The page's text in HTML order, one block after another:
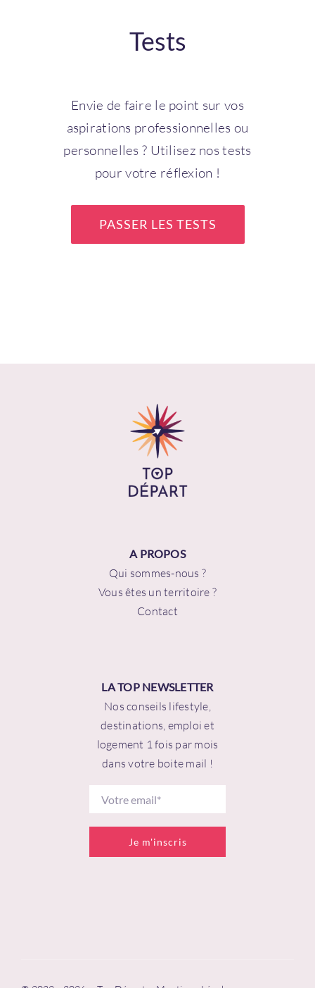
Tests
Envie de faire le point sur vos
aspirations professionnelles ou
personnelles ? Utilisez nos tests
pour votre réflexion !
PASSER LES TESTS
A PROPOS
Qui sommes-nous ?
Vous êtes un territoire ?
Contact
LA TOP NEWSLETTER
Nos conseils lifestyle,
destinations, emploi et
logement 1 fois par mois
dans votre boite mail !
Je m'inscris